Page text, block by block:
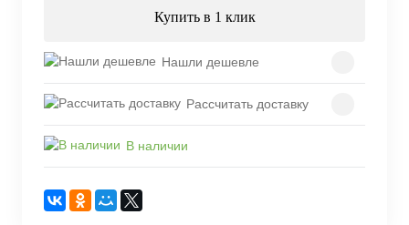
Купить в 1 клик
Нашли дешевле
Рассчитать доставку
В наличии